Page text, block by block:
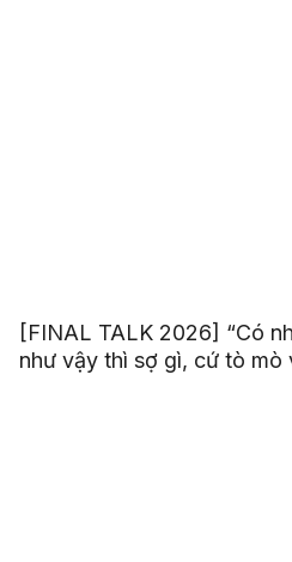
[FINAL TALK 2026] “Có
như vậy thì sợ gì, cứ tò mò